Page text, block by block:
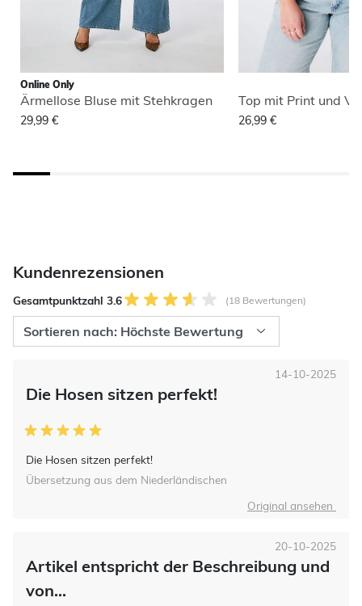
Online Only
Ärmellose Bluse mit Stehkragen
29,99 €
Top mit Print und V
26,99 €
Kundenrezensionen
Gesamtpunktzahl 3.6 (18 Bewertungen)
Die Hosen sitzen perfekt!
Die Hosen sitzen perfekt!
14-10-2025
Übersetzung aus dem Niederländischen
Original ansehen
Artikel entspricht der Beschreibung und
von...
20-10-2025